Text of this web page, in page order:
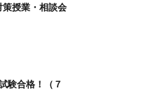
授業・相談会
験合格！（７